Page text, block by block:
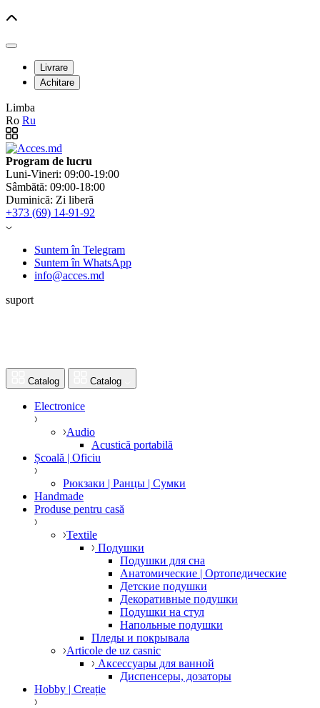
Livrare
Achitare
Limba
Ro Ru
Program de lucru
Luni-Vineri: 09:00-19:00
Sâmbătă: 09:00-18:00
Duminică: Zi liberă
+373 (69) 14-91-92
Suntem în Telegram
Suntem în WhatsApp
info@acces.md
suport
Catalog Catalog
Electronice
Audio
Acustică portabilă
Școală | Oficiu
Рюкзаки | Ранцы | Сумки
Handmade
Produse pentru casă
Textile
Подушки
Подушки для сна
Анатомические | Ортопедические
Детские подушки
Декоративные подушки
Подушки на стул
Напольные подушки
Пледы и покрывала
Articole de uz casnic
Аксессуары для ванной
Диспенсеры, дозаторы
Hobby | Creație